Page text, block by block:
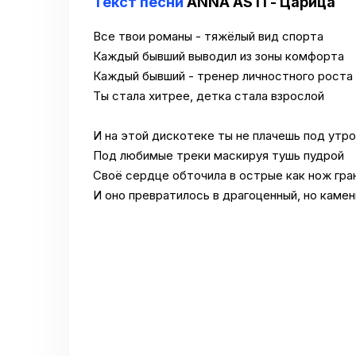
Все твои романы - тяжёлый вид спорта
Каждый бывший выводил из зоны комфорта
Каждый бывший - тренер личностного роста
Ты стала хитрее, детка стала взрослой
И на этой дискотеке ты не плачешь под утро
Под любимые треки маскируя тушь пудрой
Своё сердце обточила в острые как нож
И оно превратилось в драгоценный, но